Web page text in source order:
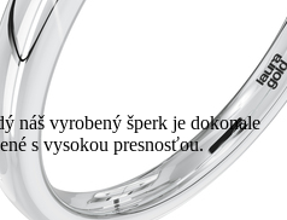
náš vyrobený šperk je dokonale
s vysokou presnosťou.